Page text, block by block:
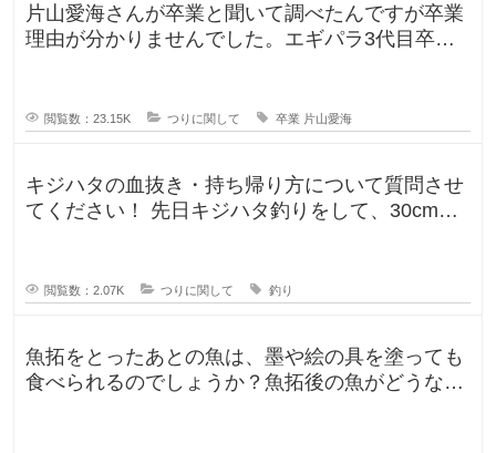
片山愛海さんが卒業と聞いて調べたんですが卒業
理由が分かりませんでした。エギパラ3代目卒業
閲覧数：23.15K つりに関して 卒業 片山愛海
キジハタの血抜き・持ち帰り方について質問させ
てください！ 先日キジハタ釣りをして、30cm台
閲覧数：2.07K つりに関して 釣り
魚拓をとったあとの魚は、墨や絵の具を塗っても
食べられるのでしょうか？魚拓後の魚がどうなる